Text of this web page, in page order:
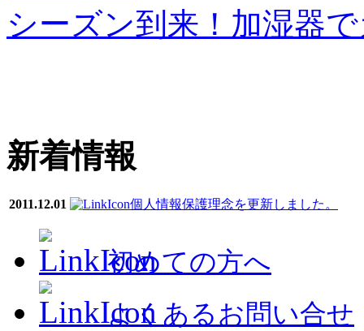
シーズン到来！加湿器
新着情報
2011.12.01 個人情報保護理念を更新しました。
初めての方へ
よくあるお問い合せ